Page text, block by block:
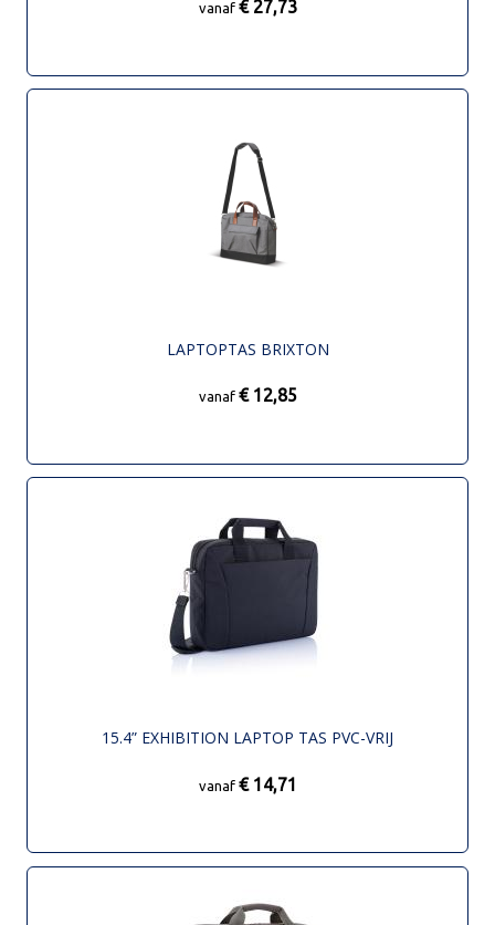
vanaf € 27,73
LAPTOPTAS BRIXTON
vanaf € 12,85
15.4” EXHIBITION LAPTOP TAS PVC-VRIJ
vanaf € 14,71